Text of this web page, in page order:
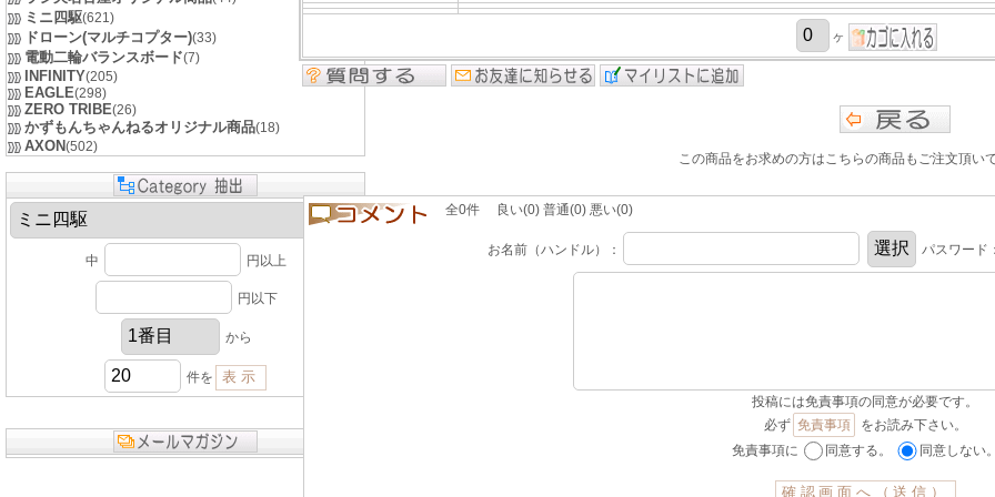
ミニ四駆(621)
ドローン(マルチコプター)(33)
電動二輪バランスボード(7)
INFINITY(205)
EAGLE(298)
ZERO TRIBE(26)
かずもんちゃんねるオリジナル商品(18)
AXON(502)
中 円以上
円以下
から
件を
ヶ
この商品をお求めの方はこちらの商品もご注文頂い
全0件 良い(0) 普通(0) 悪い(0)
お名前（ハンドル）： パスワード：
投稿には免責事項の同意が必要です。
必ず 免責事項
をお読み下さい。
免責事項に
同意する。 同意しない。